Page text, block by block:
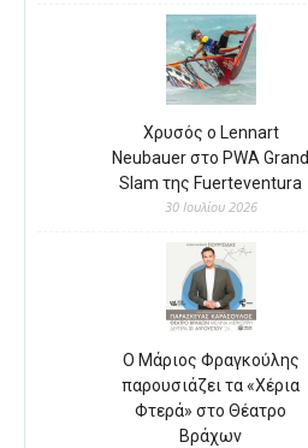
Χρυσός ο Lennart
Neubauer στο PWA Grand
Slam της Fuerteventura
30 Ιουλίου 2026
Ο Μάριος Φραγκούλης
παρουσιάζει τα «Χέρια
Φτερά» στο Θέατρο
Βράχων